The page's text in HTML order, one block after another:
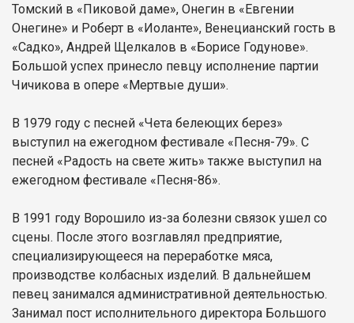
Томский в «Пиковой даме», Онегин в «Евгении
Онегине» и Роберт в «Иоланте», Венецианский гость в
«Садко», Андрей Щелкалов в «Борисе Годунове».
Большой успех принесло певцу исполнение партии
Чичикова в опере «Мертвые души».
В 1979 году с песней «Чета белеющих берез»
выступил на ежегодном фестивале «Песня-79». С
песней «Радость на свете жить» также выступил на
ежегодном фестивале «Песня-86».
В 1991 году Ворошило из-за болезни связок ушел со
сцены. После этого возглавлял предприятие,
специализирующееся на переработке мяса,
производстве колбасных изделий. В дальнейшем
певец занимался административной деятельностью.
Занимал пост исполнительного директора Большого